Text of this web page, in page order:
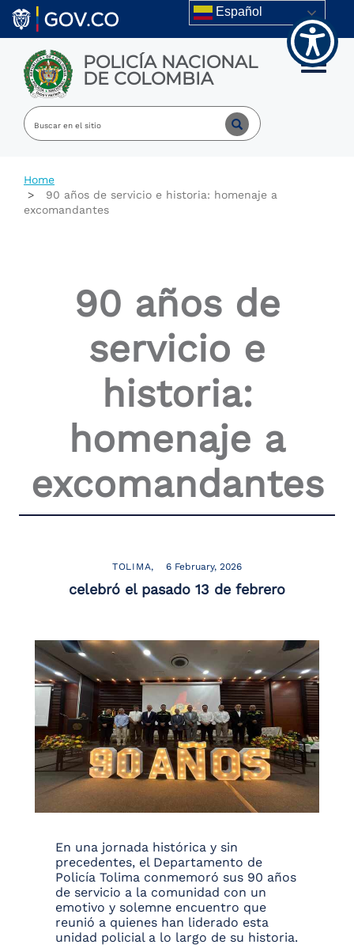
Welcome
All
Accessibility
screen
reader.
Accessibility
interact
Skip to main content Español
POLICÍA NACIONAL
DE COLOMBIA Toggle
Home
90 años de servicio e historia: homenaje a
excomandantes
90 años de
servicio e
historia:
homenaje a
excomandantes
TOLIMA 6 February, 2026
celebró el pasado 13 de febrero
En una jornada histórica y sin
precedentes, el Departamento de
Policía Tolima conmemoró sus 90 años
de servicio a la comunidad con un
emotivo y solemne encuentro que
reunió a quienes han liderado esta
unidad policial a lo largo de su historia.